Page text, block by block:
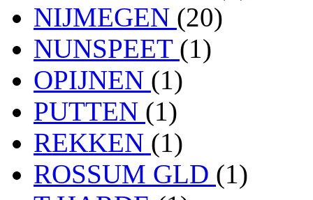
NIJMEGEN (20)
NUNSPEET (1)
OPIJNEN (1)
PUTTEN (1)
REKKEN (1)
ROSSUM GLD (1)